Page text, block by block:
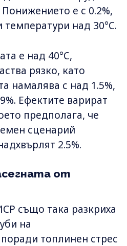
е с 0.2%,
температури над 30°C.
е над 40°C,
рязко, като
намалява с над 1.5%,
Ефектите варират
предполага, че
сценарий
2.5%.
от
също така разкриха
на
топлинен стрес